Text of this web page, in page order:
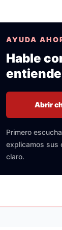
AYUDA
Hable
Abrir
Primero
explicamos sus
claro.